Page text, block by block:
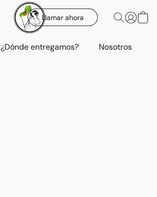
Llamar ahora
¿Dónde entregamos? Nosotros